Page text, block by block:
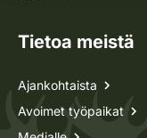
Tietoa meistä
Ajankohtaista
Avoimet työpaikat